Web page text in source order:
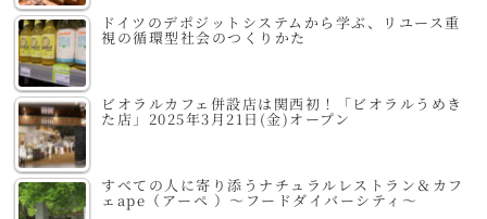
ドイツのデポジットシステムから学ぶ、リユース重
視の循環型社会のつくりかた
ビオラルカフェ併設店は関西初！「ビオラルうめき
た店」2025年3月21日(金)オープン
すべての人に寄り添うナチュラルレストラン＆カフ
ェape（アーペ ）～フードダイバーシティ～